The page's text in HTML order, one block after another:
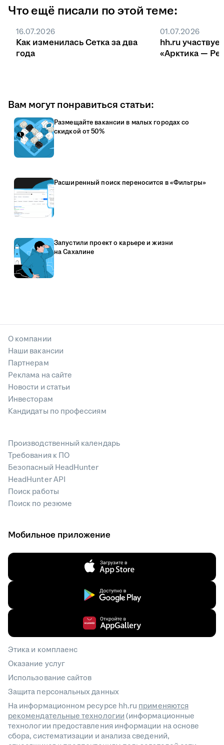
Что ещё писали по этой теме:
16.07.2026
Как изменилась Сетка за два
года
01.07.2026
hh.ru
«Арктика —
Вам могут понравиться статьи:
Размещайте вакансии в малых городах со
скидкой от 50%
Расширенный поиск переносится в «Фильтры»
Запустили проект о карьере и жизни
на Сахалине
О компании
Наши вакансии
Партнерам
Реклама на сайте
Новости и статьи
Инвесторам
Кандидаты по профессиям
Производственный календарь
Требования к ПО
Безопасный HeadHunter
HeadHunter API
Поиск работы
Поиск по резюме
Мобильное приложение
Этика и комплаенс
Оказание услуг
Использование сайтов
Защита персональных данных
На информационном ресурсе hh.ru применяются
рекомендательные технологии(информационные
технологии предоставления информации на основе
сбора, систематизации и анализа сведений,